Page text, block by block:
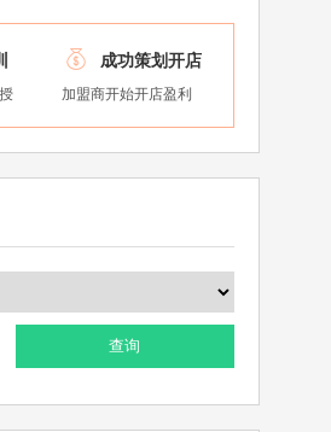
 成功策划开店
加盟商开始开店盈利
查询